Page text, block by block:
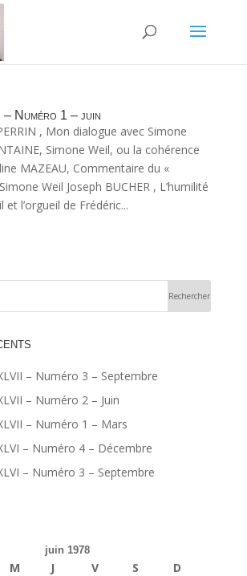
– Numéro 1 – juin
, Mon dialogue avec Simone
Simone Weil, ou la cohérence
MAZEAU, Commentaire du «
Weil Joseph BUCHER , L’humilité
et l’orgueil de Frédéric...
– Numéro 3 – Septembre
– Numéro 2 – Juin
– Numéro 1 – Mars
– Numéro 4 – Décembre
– Numéro 3 – Septembre
juin 1978
M J V S
D